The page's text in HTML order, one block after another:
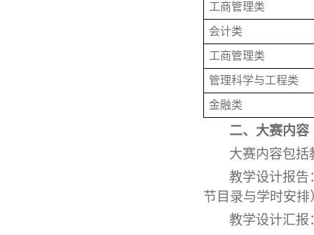
工商管理类
会计类
工商管理类
管理科学与工程类
金融类
二、大赛内容
大赛内容包括
教学设计报告
节目录与学时安排
教学设计汇报